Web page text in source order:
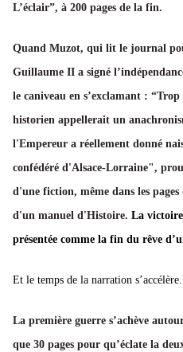
L’éclair”, à 200 pages de la fin.
Quand Muzot, qui lit le journal
Guillaume II a signé
le caniveau en s’exclamant :
historien appellerait un
l'Empereur a réellement donné
confédéré d'Alsace-Lorraine",
d'une fiction, même dans les
d'un manuel d'Histoire. La
présentée comme la fin du rêve
Et le temps de la narration s’accélère.
La première guerre s’achève
que 30 pages pour qu’éclate la